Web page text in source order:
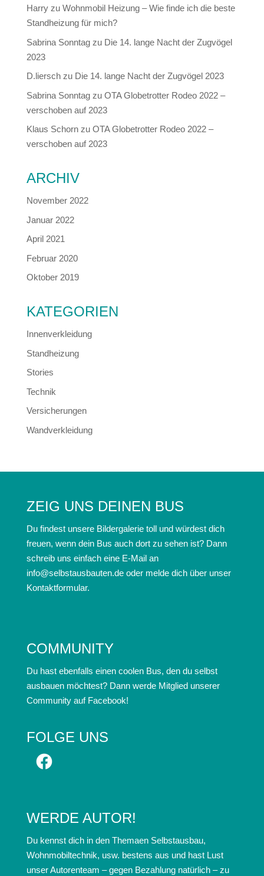
Harryzu Wohnmobil Heizung – Wie finde ich die beste
Standheizung für mich?
Sabrina Sonntagzu Die 14. lange Nacht der Zugvögel
2023
D.lierschzu Die 14. lange Nacht der Zugvögel 2023
Sabrina Sonntagzu OTA Globetrotter Rodeo 2022 –
verschoben auf 2023
Klaus Schornzu OTA Globetrotter Rodeo 2022 –
verschoben auf 2023
ARCHIV
November 2022
Januar 2022
April 2021
Februar 2020
Oktober 2019
KATEGORIEN
Innenverkleidung
Standheizung
Stories
Technik
Versicherungen
Wandverkleidung
ZEIG UNS DEINEN BUS
Du findest unsere Bildergalerie toll und würdest dich
freuen, wenn dein Bus auch dort zu sehen ist? Dann
schreib uns einfach eine E-Mail an
info@selbstausbauten.de oder melde dich über unser
Kontaktformular.
COMMUNITY
Du hast ebenfalls einen coolen Bus, den du selbst
ausbauen möchtest? Dann werde Mitglied unserer
Community auf Facebook!
FOLGE UNS
Facebook
WERDE AUTOR!
Du kennst dich in den Themaen Selbstausbau,
Wohnmobiltechnik, usw. bestens aus und hast Lust
unser Autorenteam – gegen Bezahlung natürlich – zu